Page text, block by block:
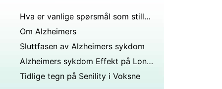
Hva er vanlige spørsmål som stilles ved screening for demens?
Om Alzheimers
Sluttfasen av Alzheimers sykdom
Alzheimers sykdom Effekt på Long - Term Memory
Tidlige tegn på Senility i Voksne